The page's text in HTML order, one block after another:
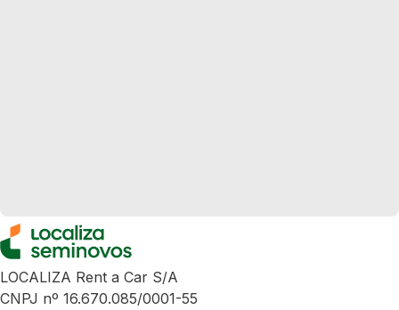
LOCALIZA Rent a Car S/A
CNPJ nº 16.670.085/0001-55